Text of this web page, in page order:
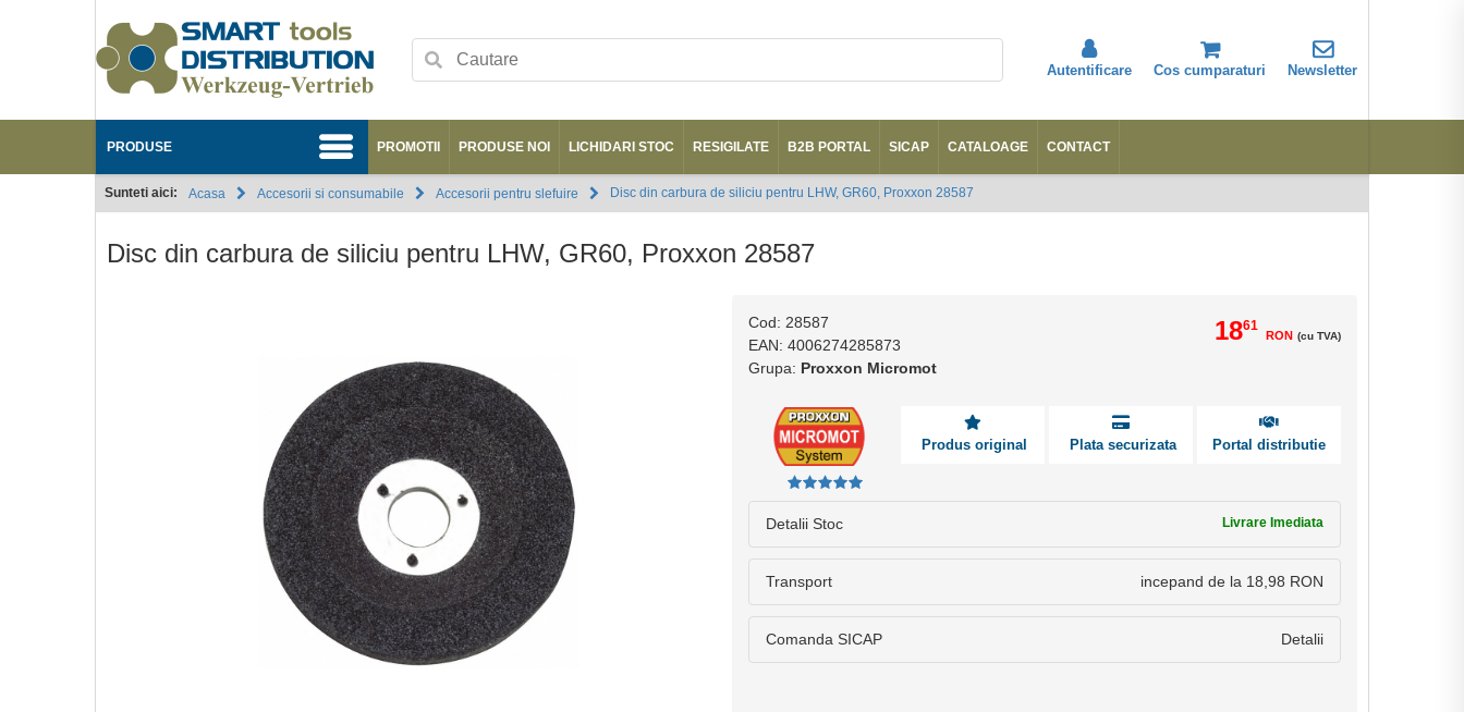
Autentificare Cos cumparaturi Newsletter
Abonare
PRODUSE PROMOTII PRODUSE NOI LICHIDARI STOC RESIGILATE B2B PORTAL SICAP CATALOAGE CONTACT
Sunteti aici: Acasa Disc din carbura de siliciu pentru LHW, GR60, Proxxon 28587
Accesorii pentru slefuire
Accesorii si consumabile
Disc din carbura de siliciu pentru LHW, GR60, Proxxon 28587
Cod: 28587
EAN: 4006274285873
Grupa: Proxxon Micromot
1861
RON (cu TVA)
Produs original Plata securizata Portal distributie
Detalii Stoc Livrare Imediata
Transport incepand de la 18,98 RON
Comanda SICAP Detalii